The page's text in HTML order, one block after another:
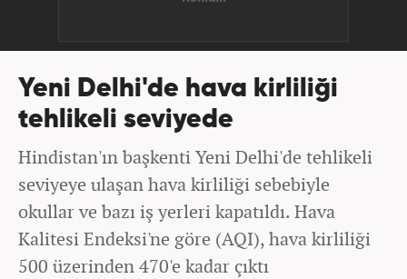
Yeni Delhi'de hava kirliliği
tehlikeli seviyede
Hindistan'ın başkenti Yeni Delhi'de tehlikeli
seviyeye ulaşan hava kirliliği sebebiyle
okullar ve bazı iş yerleri kapatıldı. Hava
Kalitesi Endeksi'ne göre (AQI), hava kirliliği
500 üzerinden 470'e kadar çıktı